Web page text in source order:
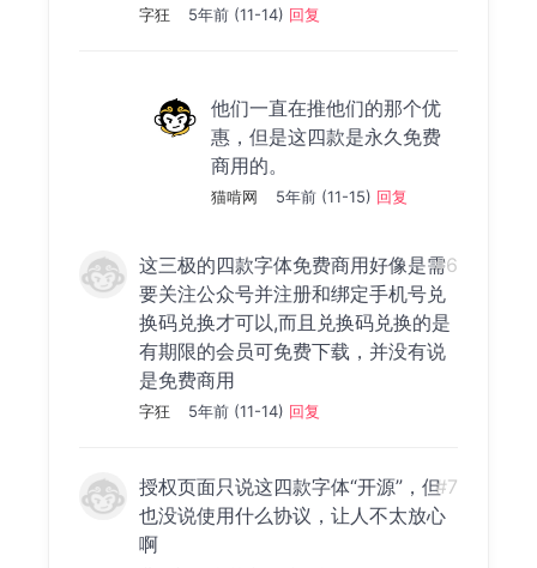
字狂 5年前 (11-14) 回复
他们一直在推他们的那个优
惠，但是这四款是永久免费
商用的。
猫啃网 5年前 (11-15) 回复
这三极的四款字体免费商用好像是需
要关注公众号并注册和绑定手机号兑
换码兑换才可以,而且兑换码兑换的是
有期限的会员可免费下载，并没有说
是免费商用
字狂 5年前 (11-14) 回复
#6
授权页面只说这四款字体“开源”，但
也没说使用什么协议，让人不太放心
啊
#7